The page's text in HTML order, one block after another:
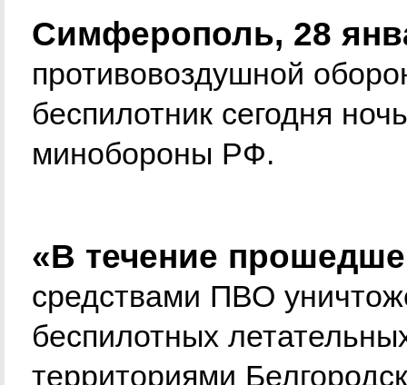
Симферополь, 28
противовоздушной
беспилотник сегодня
минобороны РФ.
«В течение
средствами ПВО
беспилотных
территориями